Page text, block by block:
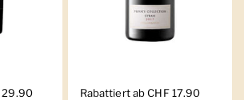
29.90 Regulärer Preis
Rabattiert ab CHF 17.90